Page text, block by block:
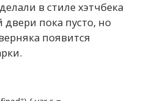
в стиле хэтчбека
двери пока пусто, но
появится